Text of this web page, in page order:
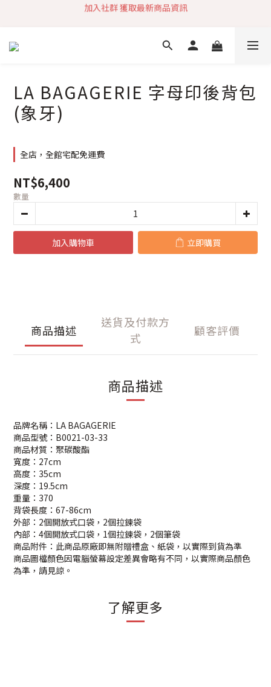
加入社群 獲取最新商品資訊
加入社群 獲取最新商品資訊
加入社群 獲取最新商品資訊
LA BAGAGERIE 字母印後背包
(象牙)
全店，全館宅配免運費
NT$6,400
數量
加入購物車 立即購買
商品描述
送貨及付款方
式
顧客評價
商品描述
品牌名稱：LA BAGAGERIE
商品型號：B0021-03-33
商品材質：聚碳酸酯
寬度：27cm
高度：35cm
深度：19.5cm
重量：370
背袋長度：67-86cm
外部：2個開放式口袋，2個拉鍊袋
內部：4個開放式口袋，1個拉鍊袋，2個筆袋
商品附件：此商品原廠即無附贈禮盒、紙袋，以實際到貨為準
商品圖檔顏色因電腦螢幕設定差異會略有不同，以實際商品顏色
為準，請見諒。
了解更多